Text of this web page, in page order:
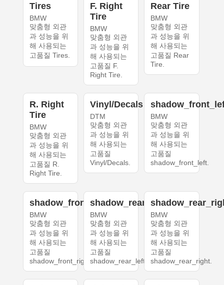
Tires
BMW
맞춤형 외관
과 성능을 위
해 사용되는
고품질 Tires.
F. Right
Tire
BMW
맞춤형 외관
과 성능을 위
해 사용되는
고품질 F.
Right Tire.
Rear Tire
BMW
맞춤형 외관
과 성능을 위
해 사용되는
고품질 Rear
Tire.
R. Right
Tire
BMW
맞춤형 외관
과 성능을 위
해 사용되는
고품질 R.
Right Tire.
Vinyl/Decals
DTM
맞춤형 외관
과 성능을 위
해 사용되는
고품질
Vinyl/Decals.
BMW
맞춤형 외관
과 성능을 위
해 사용되는
고품질
shadow_front_left.
shadow_front_right
BMW
맞춤형 외관
과 성능을 위
해 사용되는
고품질
shadow_front_right.
shadow_rear_left
BMW
맞춤형 외관
과 성능을 위
해 사용되는
고품질
shadow_rear_left.
BMW
맞춤형 외관
과 성능을 위
해 사용되는
고품질
shadow_rear_right.